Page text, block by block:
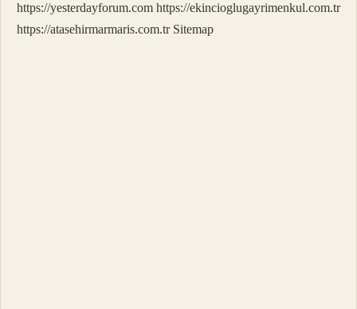
https://yesterdayforum.com https://ekincioglugayrimenkul.com.tr
https://atasehirmarmaris.com.tr Sitemap